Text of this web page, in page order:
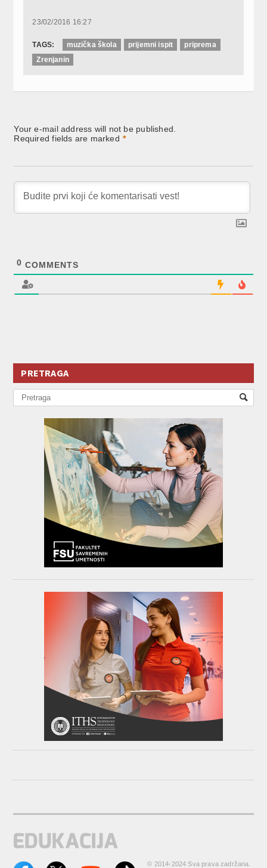
23/02/2016 16:27
TAGS: muzička škola prijemni ispit
priprema
Zrenjanin
Your e-mail address will not be published.
Required fields are marked *
0 COMMENTS
PRETRAGA
© 2014-2024 Sva prava zadržana.